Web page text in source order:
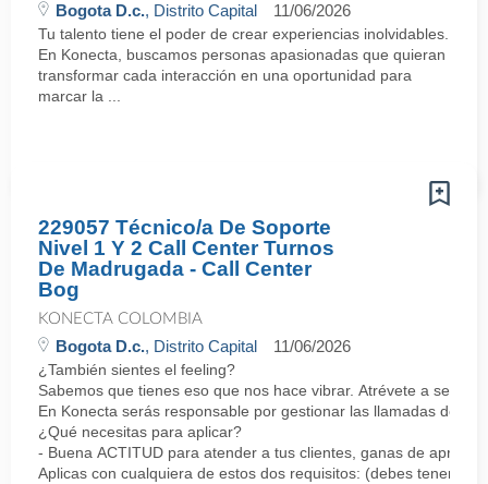
Bogota D.c., Distrito Capital 11/06/2026
Tu talento tiene el poder de crear experiencias inolvidables.
En Konecta, buscamos personas apasionadas que quieran
transformar cada interacción en una oportunidad para
marcar la ...
229057 Técnico/a De Soporte
Nivel 1 Y 2 Call Center Turnos
De Madrugada - Call Center
Bog
KONECTA COLOMBIA
Bogota D.c., Distrito Capital 11/06/2026
¿También sientes el feeling?
Sabemos que tienes eso que nos hace vibrar. Atrévete a ser
En Konecta serás responsable por gestionar las llamadas de
¿Qué necesitas para aplicar?
- Buena ACTITUD para atender a tus clientes, ganas de
Aplicas con cualquiera de estos dos requisitos: (debes tener